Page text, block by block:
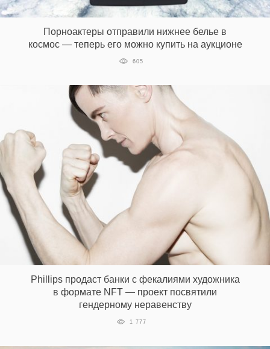
Порноактеры отправили нижнее белье в
космос — теперь его можно купить на аукционе
605
Phillips продаст банки с фекалиями художника
в формате NFT — проект посвятили
гендерному неравенству
1 777